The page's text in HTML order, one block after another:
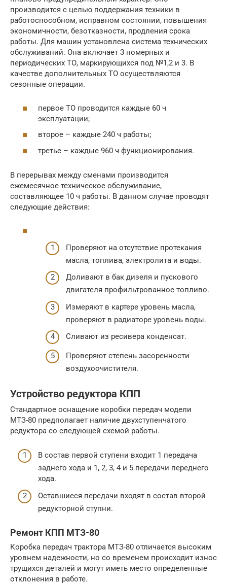
производится с целью поддержания техники в
работоспособном, исправном состоянии, повышения
экономичности, безотказности, продления срока
работы. Для машин установлена система технических
обслуживаний. Она включает 3 номерных и
периодических ТО, маркирующихся под №1,2 и 3. В
качестве дополнительных ТО осуществляются
сезонные операции.
первое ТО проводится каждые 60 ч
эксплуатации;
второе – каждые 240 ч работы;
третье – каждые 960 ч функционирования.
В перерывах между сменами производится
ежемесячное техническое обслуживание,
составляющее 10 ч работы. В данном случае проводят
следующие действия:
Проверяют на отсутствие протекания
масла, топлива, электролита и воды.
Доливают в бак дизеля и пускового
двигателя профильтрованное топливо.
Измеряют в картере уровень масла,
проверяют в радиаторе уровень воды.
Сливают из ресивера конденсат.
Проверяют степень засоренности
воздухоочистителя.
Устройство редуктора КПП
Стандартное оснащение коробки передач модели
МТЗ-80 предполагает наличие двухступенчатого
редуктора со следующей схемой работы.
В состав первой ступени входит 1 передача
заднего хода и 1, 2, 3, 4 и 5 передачи переднего
хода.
Оставшиеся передачи входят в состав второй
редукторной ступни.
Ремонт КПП МТЗ-80
Коробка передач трактора МТЗ-80 отличается высоким
уровнем надежности, но со временем происходит износ
трущихся деталей и могут иметь место определенные
отклонения в работе.